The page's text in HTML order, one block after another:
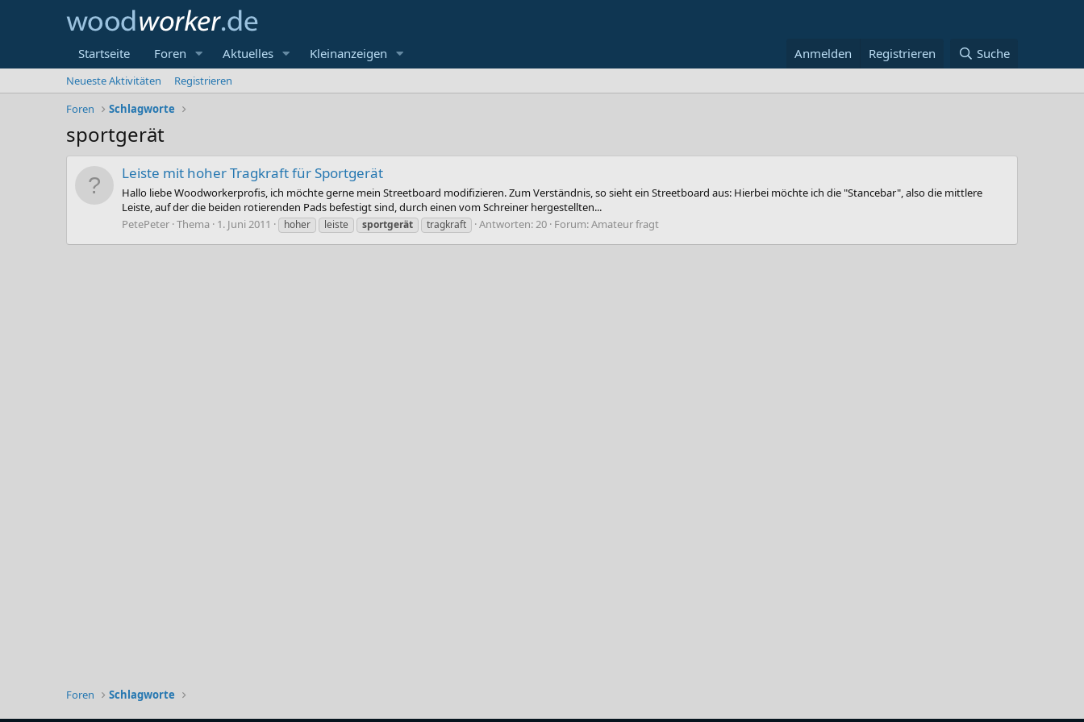
Startseite Foren Aktuelles Kleinanzeigen Anmelden Registrieren Suche
Neueste Aktivitäten
Registrieren
Foren
Schlagworte
sportgerät
Leiste mit hoher Tragkraft für Sportgerät
Hallo liebe Woodworkerprofis, ich möchte gerne mein Streetboard modifizieren. Zum Verständnis, so sieht ein Streetboard aus: Hierbei möchte ich die "Stancebar", also die mittlere
Leiste, auf der die beiden rotierenden Pads befestigt sind, durch einen vom Schreiner hergestellten...
PetePeter Thema 1. Juni 2011 hoher leiste sportgerät tragkraft Antworten: 20 Forum:Amateur fragt
Foren Schlagworte